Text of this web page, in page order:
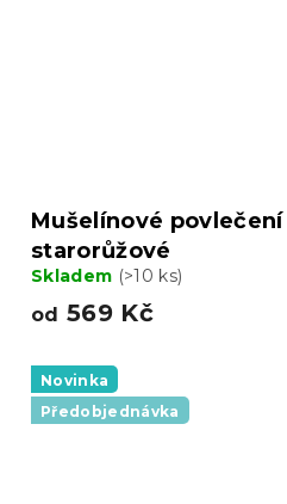
Mušelínové povlečení
starorůžové
Skladem (>10 ks)
od 569 Kč
Novinka
Předobjednávka